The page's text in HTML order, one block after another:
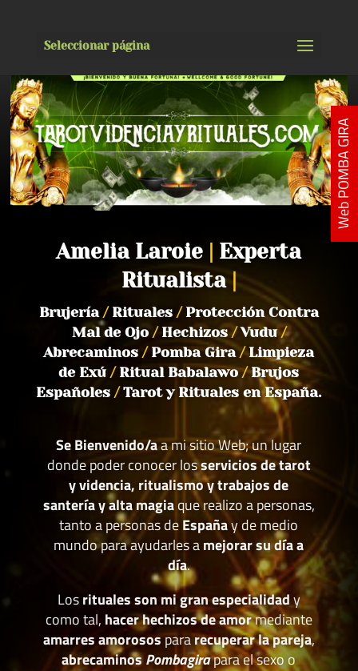
Seleccionar página
Amelia Laroie
Experta
Ritualista
Brujería /Rituales /Protección Contra
Mal de Ojo /Hechizos/Vudu/
Abrecaminos/Pomba Gira/Limpieza
de Exú/Ritual Babalawo/Brujos
Españoles/Tarot y Rituales en España.
Se Bienvenido/aa mi sitio Web; un lugar
donde poder conocer losservicios de tarot
y videncia, ritualismo y trabajos de
santería y alta magiaque realizo a personas,
tanto a personas deEspañay de medio
mundo para ayudarles amejorar su día a
día.
Losrituales son mi gran especialidady
como tal, hacer hechizos de amormediante
amarres amorosospararecuperar la pareja,
abrecaminosPombagirapara el sexo o
Web POMBA GIRA